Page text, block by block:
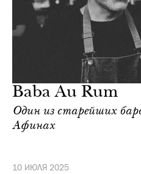
Baba Au Rum
Один из старейших
Афинах
10 ИЮЛЯ 2025